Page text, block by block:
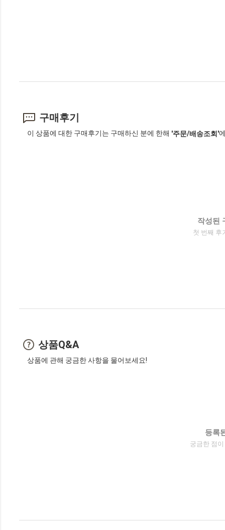
구매후기
이 상품에 대한 구매후기는 구매하신 분에 한해 '주문/배송조회'
작성된
첫 번째 후
상품Q&A
상품에 관해 궁금한 사항을 물어보세요!
등록
궁금한 점